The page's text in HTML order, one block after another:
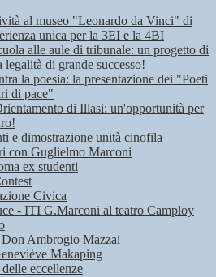
al museo "Leonardo da Vinci" di
unica per la 3EI e la 4BI
alle aule di tribunale: un progetto di
legalità di grande successo!
la poesia: la presentazione dei "Poeti
di pace"
di Illasi: un'opportunità per
e dimostrazione unità cinofila
con Guglielmo Marconi
ex studenti
Civica
- ITI G.Marconi al teatro Camploy
Ambrogio Mazzai
Makaping
eccellenze